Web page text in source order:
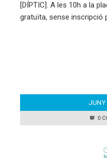
[DÍPTIC]. A les 10h a la
gratuïta, sense inscripció
JUNY
0